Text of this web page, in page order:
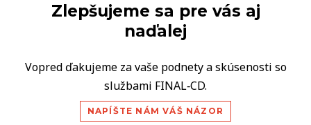
Zlepšujeme sa pre vás aj
naďalej
Vopred ďakujeme za vaše podnety a skúsenosti so
službami FINAL‑CD.
NAPÍŠTE NÁM VÁŠ NÁZOR